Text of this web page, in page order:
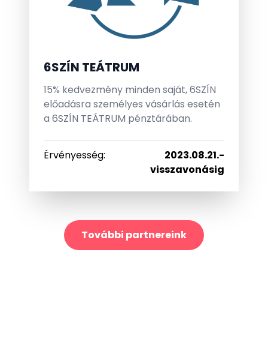
6SZÍN TEÁTRUM
15% kedvezmény minden saját, 6SZÍN
előadásra személyes vásárlás esetén
a 6SZÍN TEÁTRUM pénztárában.
Érvényesség: 2023.08.21.-
visszavonásig
További partnereink